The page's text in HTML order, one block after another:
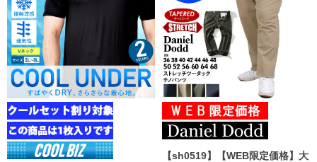
【sh0519】【WEB限定価格】大